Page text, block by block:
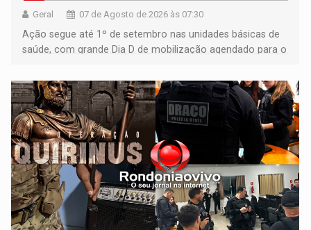
Geral 07 de Agosto de 2026 às 07:30
Ação segue até 1º de setembro nas unidades básicas de
saúde, com grande Dia D de mobilização agendado para o